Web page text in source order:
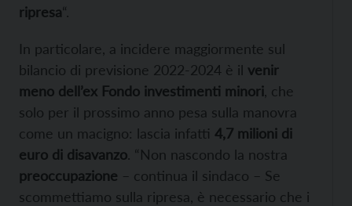
ripresa“.
In particolare, a incidere maggiormente sul
bilancio di previsione 2022-2024 è il venir
meno dell’ex Fondo investimenti minori , che
solo per il prossimo anno pesa sulla manovra
come un macigno: lascia infatti 4,7 milioni di
euro di disavanzo. “Non nascondo la nostra
preoccupazione – continua il sindaco – Se
scommettiamo sulla ripresa, è necessario che i